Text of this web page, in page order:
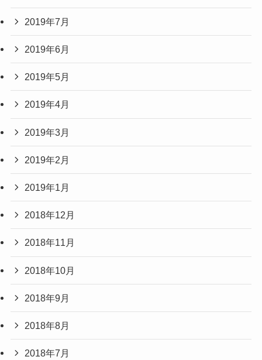
2019年7月
2019年6月
2019年5月
2019年4月
2019年3月
2019年2月
2019年1月
2018年12月
2018年11月
2018年10月
2018年9月
2018年8月
2018年7月